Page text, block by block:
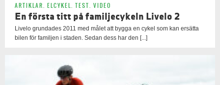
ARTIKLAR, ELCYKEL, TEST, VIDEO
En första titt på familjecykeln Livelo 2
Livelo grundades 2011 med målet att bygga en cykel som kan ersätta
bilen för familjen i staden. Sedan dess har den [...]